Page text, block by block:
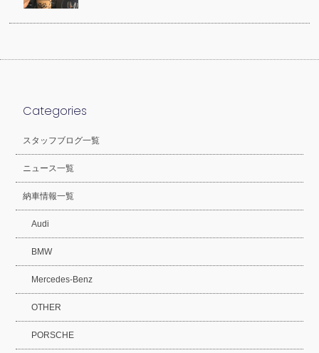
Categories
スタッフブログ一覧
ニュース一覧
納車情報一覧
Audi
BMW
Mercedes-Benz
OTHER
PORSCHE